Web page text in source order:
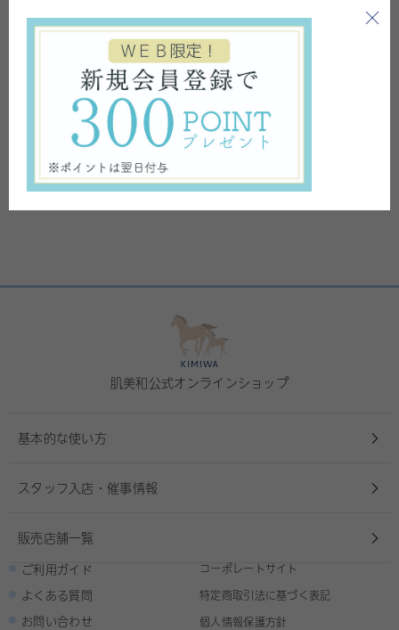
1
肌美和公式オンラインショップ
基本的な使い方
スタッフ入店・催事情報
販売店舗一覧
ご利用ガイド
よくある質問
お問い合わせ
コーポレートサイト
特定商取引法に基づく表記
個人情報保護方針